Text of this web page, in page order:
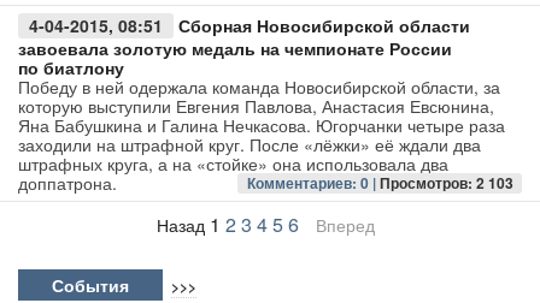
4-04-2015, 08:51
Сборная Новосибирской области
завоевала золотую медаль на чемпионате России
по биатлону
Победу в ней одержала команда Новосибирской области, за
которую выступили Евгения Павлова, Анастасия Евсюнина,
Яна Бабушкина и Галина Нечкасова. Югорчанки четыре раза
заходили на штрафной круг. После «лёжки» её ждали два
штрафных круга, а на «стойке» она использовала два
доппатрона.
Комментариев: 0 |Просмотров: 2 103
Назад 1 2 3 456 Вперед
События >>>